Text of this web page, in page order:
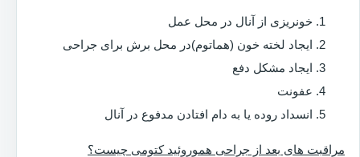
خونریزی از آنال در محل عمل
ایجاد لخته خون (هماتوم)در محل برش برای جراحی
ایجاد مشکل دفع
عفونت
انسداد روده یا به دام افتادن مدفوع در آنال
مراقبت های بعد از جراحی هموروئید کتومی چیست؟